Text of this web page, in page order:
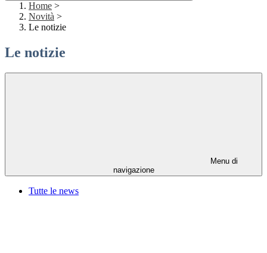
Home >
Novità >
Le notizie
Le notizie
Menu di
navigazione
Tutte le news